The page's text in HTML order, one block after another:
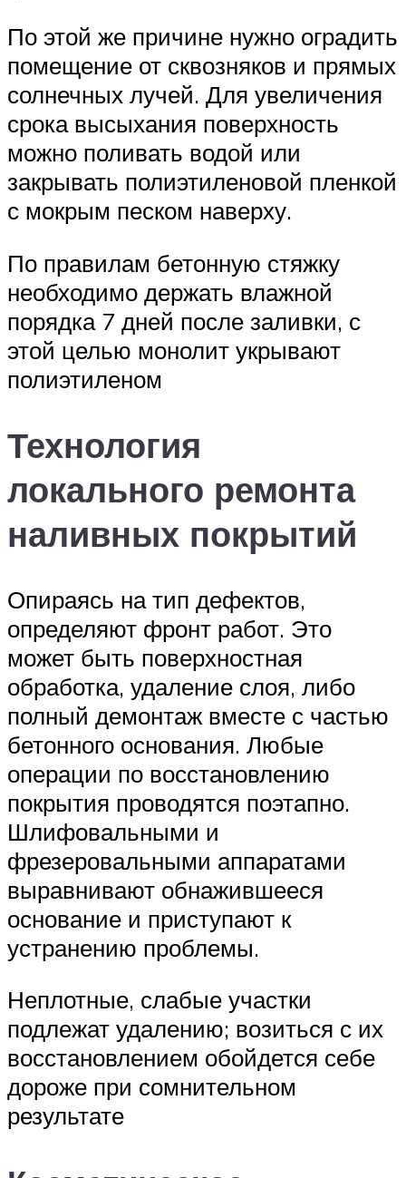
По этой же причине нужно оградить
помещение от сквозняков и прямых
солнечных лучей. Для увеличения
срока высыхания поверхность
можно поливать водой или
закрывать полиэтиленовой пленкой
с мокрым песком наверху.
По правилам бетонную стяжку
необходимо держать влажной
порядка 7 дней после заливки, с
этой целью монолит укрывают
полиэтиленом
Технология
локального ремонта
наливных покрытий
Опираясь на тип дефектов,
определяют фронт работ. Это
может быть поверхностная
обработка, удаление слоя, либо
полный демонтаж вместе с частью
бетонного основания. Любые
операции по восстановлению
покрытия проводятся поэтапно.
Шлифовальными и
фрезеровальными аппаратами
выравнивают обнажившееся
основание и приступают к
устранению проблемы.
Неплотные, слабые участки
подлежат удалению; возиться с их
восстановлением обойдется себе
дороже при сомнительном
результате